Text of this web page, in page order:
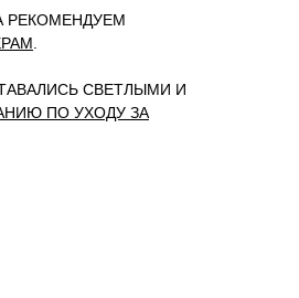
РЕКОМЕНДУЕМ
.
СВЕТЛЫМИ И
ПО УХОДУ ЗА